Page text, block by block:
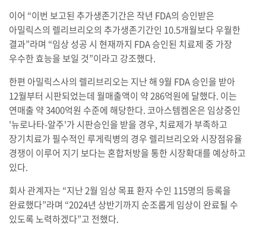
이어 “이번 보고된 추가생존기간은 작년 FDA의 승인받은
아밀릭스의 렐리브리오의 추가생존기간인 10.5개월보다 우월한
결과”라며 “임상 성공 시 현재까지 FDA 승인된 치료제 중 가장
우수한 효능을 보일 것”이라고 강조했다.
한편 아밀릭스사의 렐리브리오는 지난 해 9월 FDA 승인을 받아
12월부터 시판되었는데 월매출액이 약 286억원에 달했다. 이는
연매출 약 3400억원 수준에 해당한다. 코아스템켐온은 임상중인
'뉴로나타-알주'가 시판승인을 받을 경우, 치료제가 부족하고
장기치료가 필수적인 루게릭병의 경우 렐리브리오와 시장점유율
경쟁이 이루어 지기 보다는 혼합처방을 통한 시장확대를 예상하고
있다.
회사 관계자는 “지난 2월 임상 목표 환자 수인 115명의 등록을
완료했다”라며 “2024년 상반기까지 순조롭게 임상이 완료될 수
있도록 노력하겠다”고 전했다.